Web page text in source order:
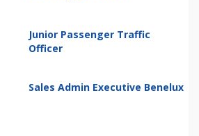
Junior Passenger Traffic
Officer
Sales Admin Executive Benelux